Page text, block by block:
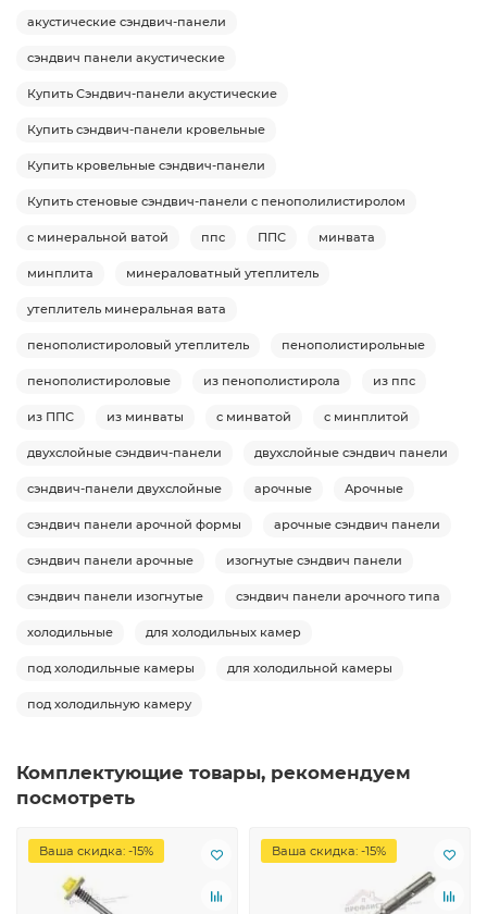
акустические сэндвич-панели
сэндвич панели акустические
Купить Сэндвич-панели акустические
Купить сэндвич-панели кровельные
Купить кровельные сэндвич-панели
Купить стеновые сэндвич-панели с пенополилистиролом
с минеральной ватой ппс ППС минвата
минплита минераловатный утеплитель
утеплитель минеральная вата
пенополистироловый утеплитель пенополистирольные
пенополистироловые из пенополистирола из ппс
из ППС из минваты с минватой с минплитой
двухслойные сэндвич-панели двухслойные сэндвич панели
сэндвич-панели двухслойные арочные Арочные
сэндвич панели арочной формы арочные сэндвич панели
сэндвич панели арочные изогнутые сэндвич панели
сэндвич панели изогнутые сэндвич панели арочного типа
холодильные для холодильных камер
под холодильные камеры для холодильной камеры
под холодильную камеру
Комплектующие товары, рекомендуем
посмотреть
Ваша скидка: -15% Ваша скидка: -15%